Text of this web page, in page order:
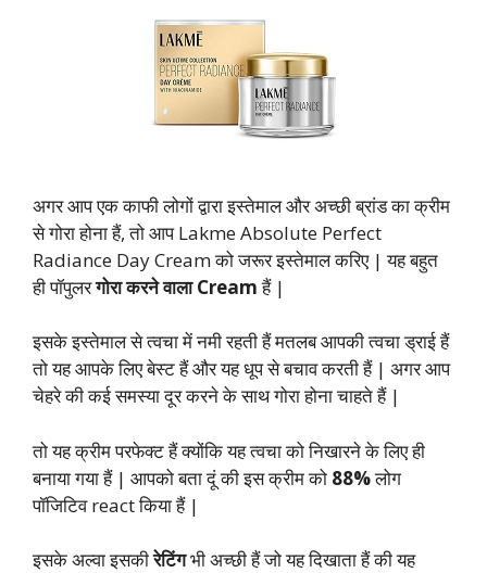
अगर आप एक काफी लोगों द्वारा इस्तेमाल और अच्छी ब्रांड का क्रीम
से गोरा होना हैं, तो आप Lakme Absolute Perfect
Radiance Day Cream को जरूर इस्तेमाल करिए | यह बहुत
ही पॉपुलरगोरा करने वाला Creamहैं |
इसके इस्तेमाल से त्वचा में नमी रहती हैं मतलब आपकी त्वचा ड्राई हैं
तो यह आपके लिए बेस्ट हैं और यह धूप से बचाव करती हैं | अगर आप
चेहरे की कई समस्या दूर करने के साथ गोरा होना चाहते हैं |
तो यह क्रीम परफेक्ट हैं क्योंकि यह त्वचा को निखारने के लिए ही
बनाया गया हैं | आपको बता दूं की इस क्रीम को 88%लोग
पॉजिटिव react किया हैं |
इसके अल्वा इसकीरेटिंगभी अच्छी हैं जो यह दिखाता हैं की यह